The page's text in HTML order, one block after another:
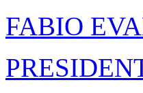
FABIO